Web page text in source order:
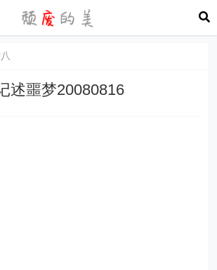
述噩梦20080816